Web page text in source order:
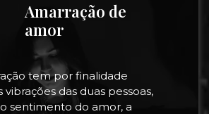
Amarração de
amor
tem por finalidade
vibrações das duas pessoas,
sentimento do amor, a